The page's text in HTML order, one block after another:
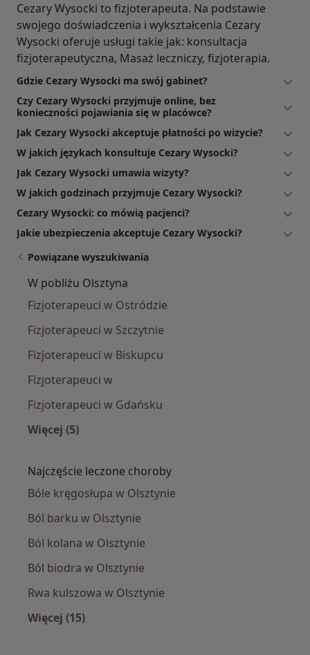
Cezary Wysocki to fizjoterapeuta. Na podstawie
swojego doświadczenia i wykształcenia Cezary
Wysocki oferuje usługi takie jak: konsultacja
fizjoterapeutyczna, Masaż leczniczy, fizjoterapia.
Gdzie Cezary Wysocki ma swój gabinet?
Czy Cezary Wysocki przyjmuje online, bez
konieczności pojawiania się w placówce?
Jak Cezary Wysocki akceptuje płatności po wizycie?
W jakich językach konsultuje Cezary Wysocki?
Jak Cezary Wysocki umawia wizyty?
W jakich godzinach przyjmuje Cezary Wysocki?
Cezary Wysocki: co mówią pacjenci?
Jakie ubezpieczenia akceptuje Cezary Wysocki?
Powiązane wyszukiwania
W pobliżu Olsztyna
Fizjoterapeuci w Ostródzie
Fizjoterapeuci w Szczytnie
Fizjoterapeuci w Biskupcu
Fizjoterapeuci w
Fizjoterapeuci w Gdańsku
Więcej (5)
Najczęście leczone choroby
Bóle kręgosłupa w Olsztynie
Ból barku w Olsztynie
Ból kolana w Olsztynie
Ból biodra w Olsztynie
Rwa kulszowa w Olsztynie
Więcej (15)